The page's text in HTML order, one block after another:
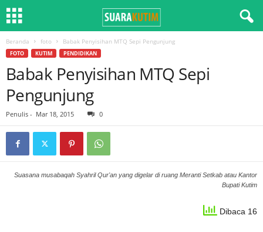
Beranda foto Babak Penyisihan MTQ Sepi Pengunjung
FOTO KUTIM PENDIDIKAN
Babak Penyisihan MTQ Sepi
Pengunjung
Penulis - Mar 18, 2015 0
Suasana musabaqah Syahril Qur'an yang digelar di ruang Meranti Setkab atau Kantor
Bupati Kutim
Dibaca 16